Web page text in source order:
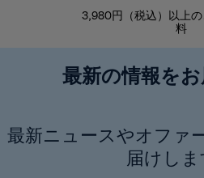
3,980円（税込）以上
料
最新の情報を
最新ニュースやオファ
届けしま